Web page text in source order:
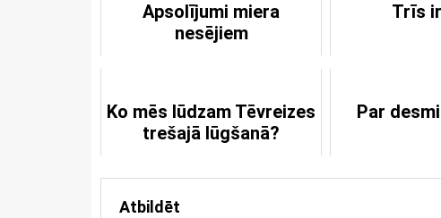
Apsolījumi miera
nesējiem
Trīs
Ko mēs lūdzam Tēvreizes
trešajā lūgšanā?
Par
Atbildēt